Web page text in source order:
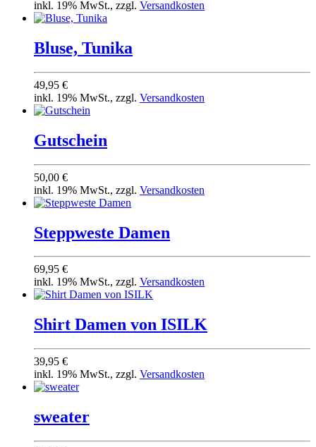
inkl. 19% MwSt., zzgl. Versandkosten
Bluse, Tunika
49,95 €
inkl. 19% MwSt., zzgl. Versandkosten
Gutschein
50,00 €
inkl. 19% MwSt., zzgl. Versandkosten
Steppweste Damen
69,95 €
inkl. 19% MwSt., zzgl. Versandkosten
Shirt Damen von ISILK
39,95 €
inkl. 19% MwSt., zzgl. Versandkosten
sweater